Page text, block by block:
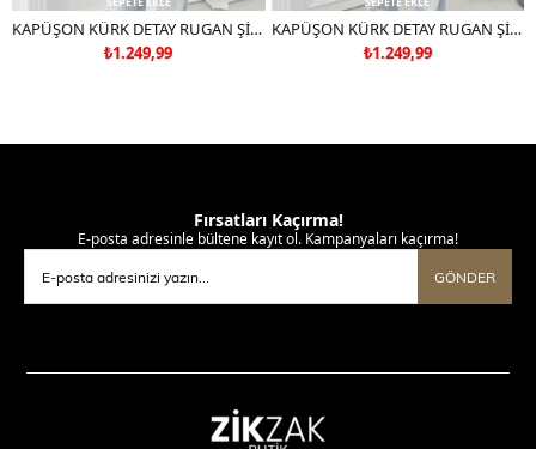
KAPÜŞON KÜRK DETAY RUGAN ŞİŞME MONT SİYAH
₺1.249,99
KAPÜŞON KÜRK DETAY RUGAN ŞİŞME MONT BEYAZ
₺1.249,99
Fırsatları Kaçırma!
E-posta adresinle bültene kayıt ol. Kampanyaları kaçırma!
GÖNDER